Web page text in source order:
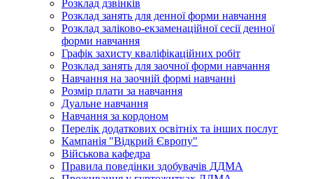
Розклад дзвінків
Розклад занять для денної форми навчання
Розклад заліково-екзаменаційної сесії денної
форми навчання
Графік захисту кваліфікаційних робіт
Розклад занять для заочної форми навчання
Навчання на заочній формі навчанні
Розмір плати за навчання
Дуальне навчання
Навчання за кордоном
Перелік додаткових освітніх та інших послуг
Кампанія "Відкрий Європу"
Військова кафедра
Правила поведінки здобувачів ДДМА